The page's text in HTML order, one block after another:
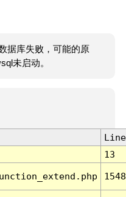
据库失败，可能的原
未启动。
Line
13
1548